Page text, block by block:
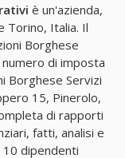
è un'azienda,
Torino, Italia. Il
Borghese
di imposta
Borghese Servizi
15, Pinerolo,
di rapporti
fatti, analisi e
10 dipendenti